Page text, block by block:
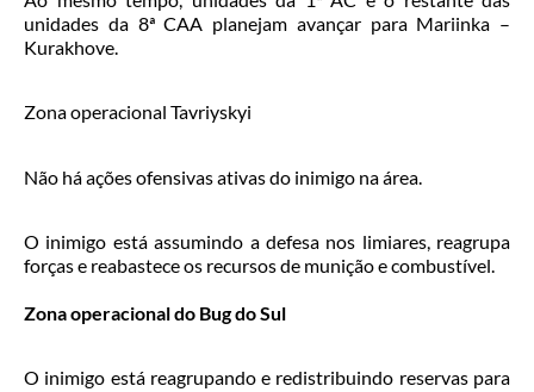
unidades da 8ª CAA planejam avançar para Mariinka –
Kurakhove.
Zona operacional Tavriyskyi
Não há ações ofensivas ativas do inimigo na área.
O inimigo está assumindo a defesa nos limiares, reagrupa
forças e reabastece os recursos de munição e combustível.
Zona operacional do Bug do Sul
O inimigo está reagrupando e redistribuindo reservas para